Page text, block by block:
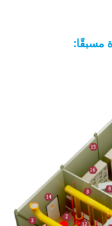
مسبقًا: